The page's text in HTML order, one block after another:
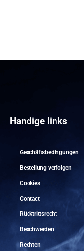
Handige links
Geschäftsbedingungen
Bestellung verfolgen
Cookies
Contact
Rücktrittsrecht
Beschwerden
Rechten